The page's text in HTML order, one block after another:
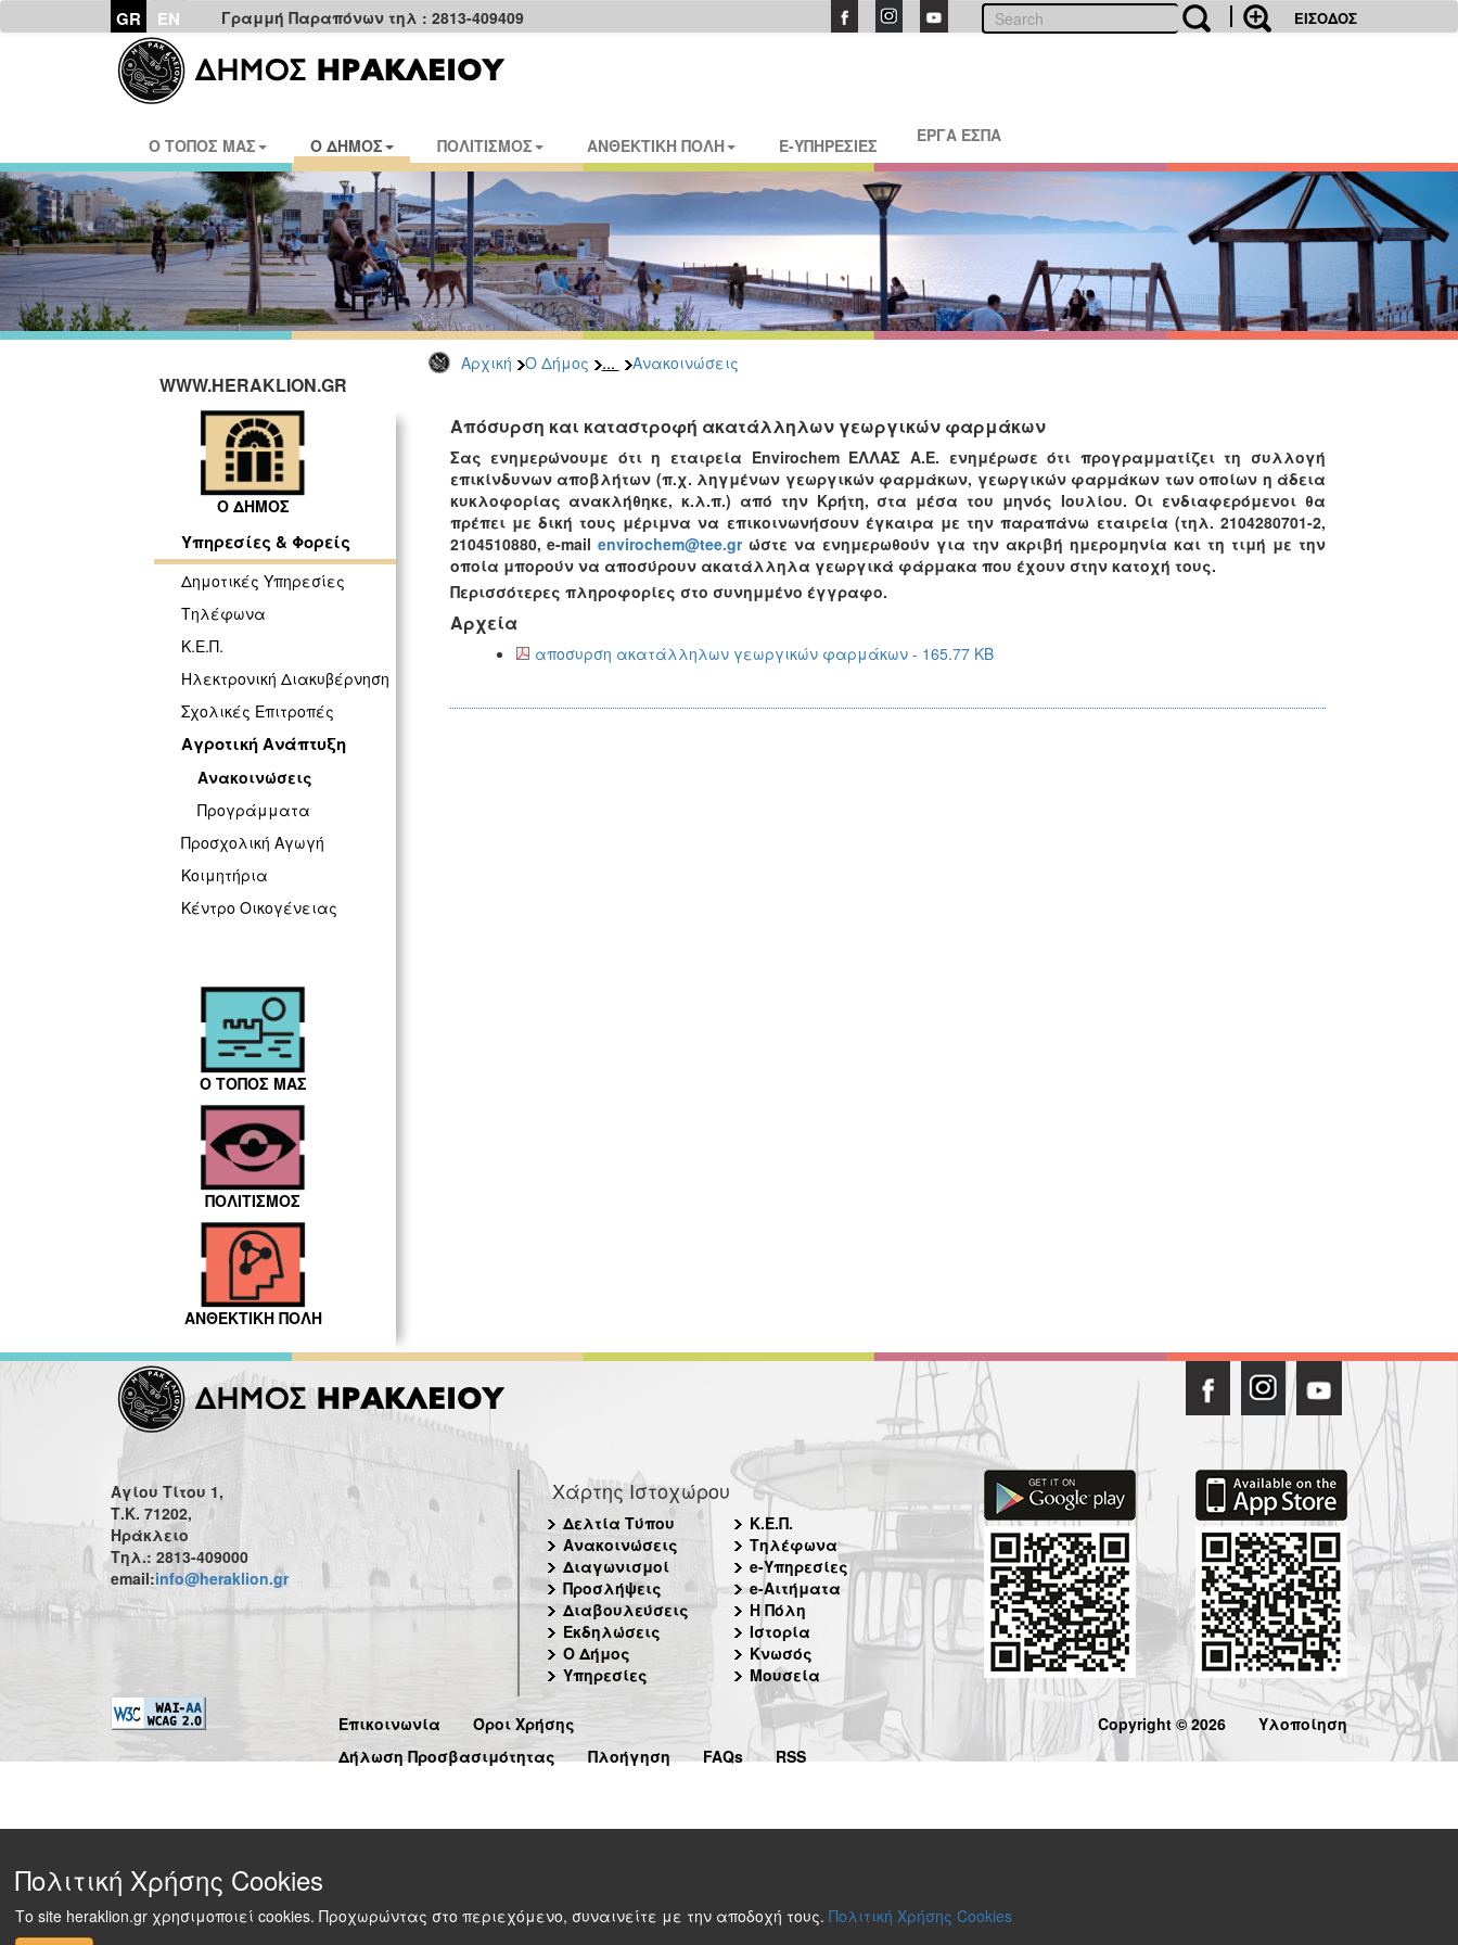
GR EN Γραμμή Παραπόνων τηλ : 2813-409409 ΕΙΣΟΔΟΣ
Ο ΤΟΠΟΣ ΜΑΣ Ο ΔΗΜΟΣ ΠΟΛΙΤΙΣΜΟΣ ΑΝΘΕΚΤΙΚΗ ΠΟΛΗ E-ΥΠΗΡΕΣΙΕΣ ΕΡΓΑ ΕΣΠΑ
Αρχική Ο Δήμος ... Ανακοινώσεις
WWW.HERAKLION.GR
Ο ΔΗΜΟΣ
Υπηρεσίες & Φορείς
Δημοτικές Υπηρεσίες
Τηλέφωνα
Κ.Ε.Π.
Ηλεκτρονική Διακυβέρνηση
Σχολικές Επιτροπές
Αγροτική Ανάπτυξη
Ανακοινώσεις
Προγράμματα
Προσχολική Αγωγή
Κοιμητήρια
Κέντρο Οικογένειας
Ο ΤΟΠΟΣ ΜΑΣ
ΠΟΛΙΤΙΣΜΟΣ
ΑΝΘΕΚΤΙΚΗ ΠΟΛΗ
Απόσυρση και καταστροφή ακατάλληλων γεωργικών φαρμάκων
Σας ενημερώνουμε ότι η εταιρεία Envirochem ΕΛΛΑΣ Α.Ε. ενημέρωσε ότι προγραμματίζει τη συλλογή
επικίνδυνων αποβλήτων (π.χ. ληγμένων γεωργικών φαρμάκων, γεωργικών φαρμάκων των οποίων η άδεια
κυκλοφορίας ανακλήθηκε, κ.λ.π.) από την Κρήτη, στα μέσα του μηνός Ιουλίου. Οι ενδιαφερόμενοι θα
πρέπει με δική τους μέριμνα να επικοινωνήσουν έγκαιρα με την παραπάνω εταιρεία (τηλ. 2104280701-2,
2104510880, e-mailenvirochem@tee.grώστε να ενημερωθούν για την ακριβή ημερομηνία και τη τιμή με την
οποία μπορούν να αποσύρουν ακατάλληλα γεωργικά φάρμακα που έχουν στην κατοχή τους.
Περισσότερες πληροφορίες στο συνημμένο έγγραφο.
Αρχεία
αποσυρση ακατάλληλων γεωργικών φαρμάκων - 165.77 KB
Αγίου Τίτου 1,
Τ.Κ. 71202,
Ηράκλειο
Τηλ.: 2813-409000
email:info@heraklion.gr
Χάρτης Ιστοχώρου
Δελτία Τύπου
Ανακοινώσεις
Διαγωνισμοί
Προσλήψεις
Διαβουλεύσεις
Εκδηλώσεις
Ο Δήμος
Υπηρεσίες
Κ.Ε.Π.
Τηλέφωνα
e-Υπηρεσίες
e-Αιτήματα
Η Πόλη
Ιστορία
Κνωσός
Μουσεία
Επικοινωνία
Όροι Χρήσης
Δήλωση Προσβασιμότητας
Πλοήγηση FAQs RSS
Copyright © 2026 Υλοποίηση
Πολιτική Χρήσης Cookies
Το site heraklion.gr χρησιμοποιεί cookies. Προχωρώντας στο περιεχόμενο, συναινείτε με την αποδοχή τους. Πολιτική Χρήσης Cookies